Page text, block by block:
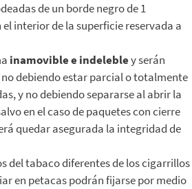
de un borde negro de 1
interior de la superficie reservada a
inamovible e indelebley serán
no debiendo estar parcial o totalmente
y no debiendo separarse al abrir la
en el caso de paquetes con cierre
quedar asegurada la integridad de
del tabaco diferentes de los cigarrillos
en petacas podrán fijarse por medio